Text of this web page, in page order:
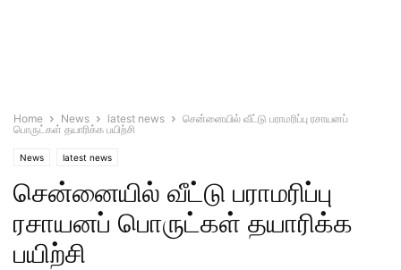
Home News latest news
சென்னையில் வீட்டு பராமரிப்பு ரசாயனப்
பொருட்கள் தயாரிக்க பயிற்சி
News latest news
சென்னையில் வீட்டு பராமரிப்பு
ரசாயனப் பொருட்கள் தயாரிக்க
பயிற்சி